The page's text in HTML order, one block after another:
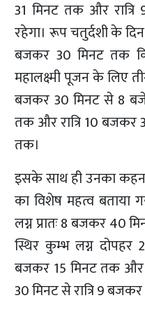
31 मिनट तक और
रहेगा। रूप चतुर्दशी के
बजकर 30 मिनट तक
महालक्ष्मी पूजन के लिए
बजकर 30 मिनट से 8
तक और रात्रि 10 बजकर
तक।
इसके साथ ही उनका
का विशेष महत्व बताया
लग्न प्रातः 8 बजकर 40
स्थिर कुम्भ लग्न
बजकर 15 मिनट तक और
30 मिनट से रात्रि 9